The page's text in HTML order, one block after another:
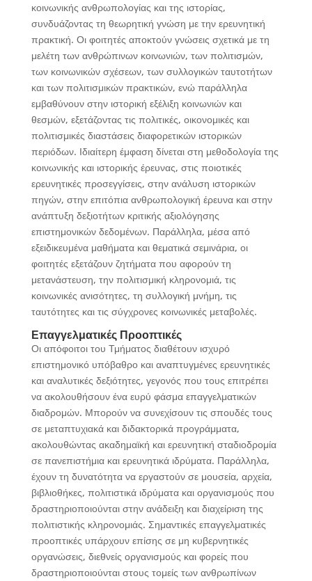
κοινωνικής ανθρωπολογίας και της ιστορίας,
συνδυάζοντας τη θεωρητική γνώση με την ερευνητική
πρακτική. Οι φοιτητές αποκτούν γνώσεις σχετικά με τη
μελέτη των ανθρώπινων κοινωνιών, των πολιτισμών,
των κοινωνικών σχέσεων, των συλλογικών ταυτοτήτων
και των πολιτισμικών πρακτικών, ενώ παράλληλα
εμβαθύνουν στην ιστορική εξέλιξη κοινωνιών και
θεσμών, εξετάζοντας τις πολιτικές, οικονομικές και
πολιτισμικές διαστάσεις διαφορετικών ιστορικών
περιόδων. Ιδιαίτερη έμφαση δίνεται στη μεθοδολογία της
κοινωνικής και ιστορικής έρευνας, στις ποιοτικές
ερευνητικές προσεγγίσεις, στην ανάλυση ιστορικών
πηγών, στην επιτόπια ανθρωπολογική έρευνα και στην
ανάπτυξη δεξιοτήτων κριτικής αξιολόγησης
επιστημονικών δεδομένων. Παράλληλα, μέσα από
εξειδικευμένα μαθήματα και θεματικά σεμινάρια, οι
φοιτητές εξετάζουν ζητήματα που αφορούν τη
μετανάστευση, την πολιτισμική κληρονομιά, τις
κοινωνικές ανισότητες, τη συλλογική μνήμη, τις
ταυτότητες και τις σύγχρονες κοινωνικές μεταβολές.
Επαγγελματικές Προοπτικές
Οι απόφοιτοι του Τμήματος διαθέτουν ισχυρό
επιστημονικό υπόβαθρο και αναπτυγμένες ερευνητικές
και αναλυτικές δεξιότητες, γεγονός που τους επιτρέπει
να ακολουθήσουν ένα ευρύ φάσμα επαγγελματικών
διαδρομών. Μπορούν να συνεχίσουν τις σπουδές τους
σε μεταπτυχιακά και διδακτορικά προγράμματα,
ακολουθώντας ακαδημαϊκή και ερευνητική σταδιοδρομία
σε πανεπιστήμια και ερευνητικά ιδρύματα. Παράλληλα,
έχουν τη δυνατότητα να εργαστούν σε μουσεία, αρχεία,
βιβλιοθήκες, πολιτιστικά ιδρύματα και οργανισμούς που
δραστηριοποιούνται στην ανάδειξη και διαχείριση της
πολιτιστικής κληρονομιάς. Σημαντικές επαγγελματικές
προοπτικές υπάρχουν επίσης σε μη κυβερνητικές
οργανώσεις, διεθνείς οργανισμούς και φορείς που
δραστηριοποιούνται στους τομείς των ανθρωπίνων